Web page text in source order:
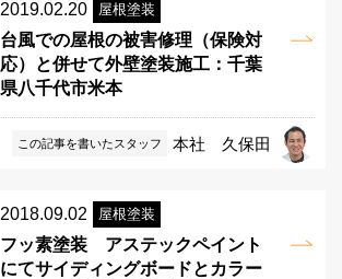
2019.02.20 屋根塗装
台風での屋根の被害修理（保険対
応）と併せて外壁塗装施工：千葉
県八千代市米本
この記事を書いたスタッフ 本社 久保田
2018.09.02 屋根塗装
フッ素塗装 アステックペイント
にてサイディングボードとカラー